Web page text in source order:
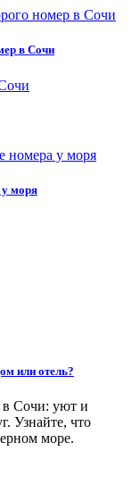
в Сочи
у моря
или отель?
в Сочи: уют и
Узнайте, что
море.